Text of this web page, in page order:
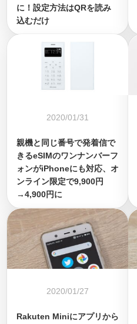
に！設定方法はQRを読み
込むだけ
2020/01/31
親機と同じ番号で発着信で
きるeSIMのワンナンバーフ
ォンがiPhoneにも対応、オ
ンライン限定で9,900円
→4,900円に
2020/01/27
Rakuten Miniにアプリから